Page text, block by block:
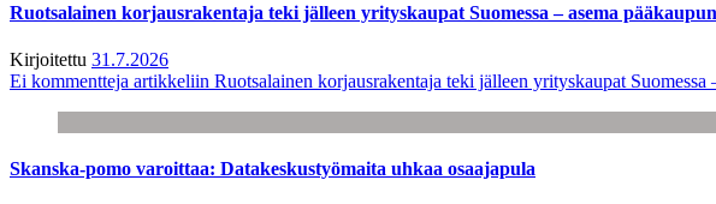
Ruotsalainen korjausrakentaja teki jälleen yrityskaupat Suomessa – asema
Kirjoitettu 31.7.2026
Ei kommentteja artikkeliin Ruotsalainen korjausrakentaja teki jälleen yrityskaupat Suomessa
Skanska-pomo varoittaa: Datakeskustyömaita uhkaa osaajapula